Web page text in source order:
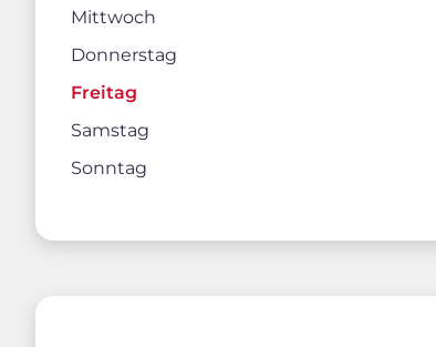
Mittwoch
Donnerstag
Freitag
Samstag
Sonntag